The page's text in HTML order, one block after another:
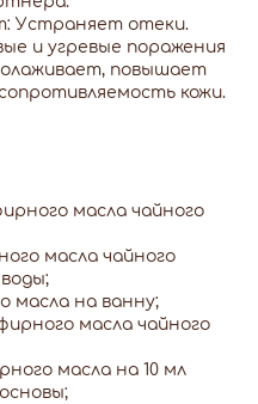
Устраняет отеки.
и угревые поражения
повышает
кожи.
масла чайного
масла чайного
масла на ванну;
масла чайного
масла на 10 мл